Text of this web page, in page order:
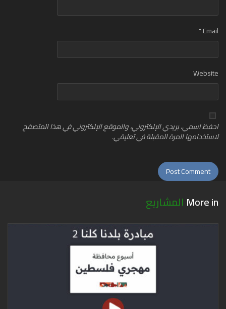
Email
*
Website
احفظ اسمي، بريدي الإلكتروني، والموقع الإلكتروني في هذا المتصفح
لاستخدامها المرة المقبلة في تعليقي.
More in المشاريع